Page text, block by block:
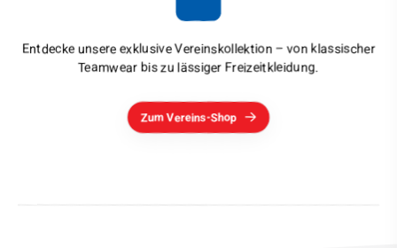
Entdecke unsere exklusive Vereinskollektion – von klassischer
Teamwear bis zu lässiger Freizeitkleidung.
Zum Vereins-Shop